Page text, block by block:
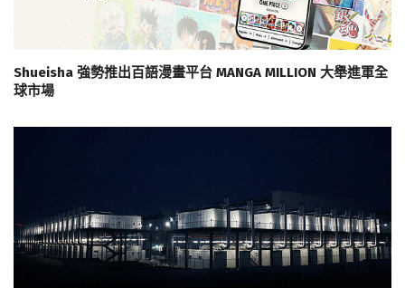
Shueisha 強勢推出百語漫畫平台 MANGA MILLION 大舉進軍全
球市場